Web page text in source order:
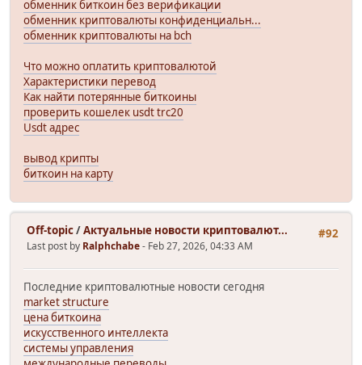
обменник биткоин без верификации
обменник криптовалюты конфиденциальн...
обменник криптовалюты на bch
Что можно оплатить криптовалютой
Характеристики перевод
Как найти потерянные биткоины
проверить кошелек usdt trc20
Usdt адрес
вывод крипты
биткоин на карту
#92
Off-topic/Актуальные новости криптовалют...
Last post by Ralphchabe- Feb 27, 2026, 04:33 AM
Последние криптовалютные новости сегодня
market structure
цена биткоина
искусственного интеллекта
системы управления